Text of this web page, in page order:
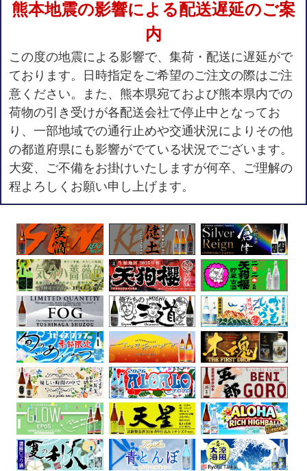
熊本地震の影響による配送遅延のご案
内
この度の地震による影響で、集荷・配送に遅延がで
ております。日時指定をご希望のご注文の際はご注
意ください。また、熊本県宛ておよび熊本県内での
荷物の引き受けが各配送会社で停止中となってお
り、一部地域での通行止めや交通状況によりその他
の都道府県にも影響がでている状況でございます。
大変、ご不備をお掛けいたしますが何卒、ご理解の
程よろしくお願い申し上げます。